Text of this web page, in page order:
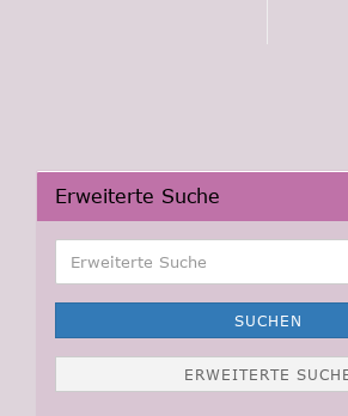
Erweiterte Suche
Suche
SUCHEN
ERWEITERTE